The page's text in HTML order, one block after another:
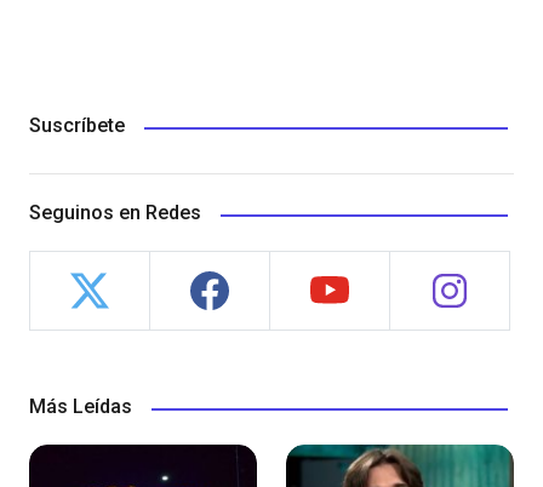
Suscríbete
Seguinos en Redes
Más Leídas